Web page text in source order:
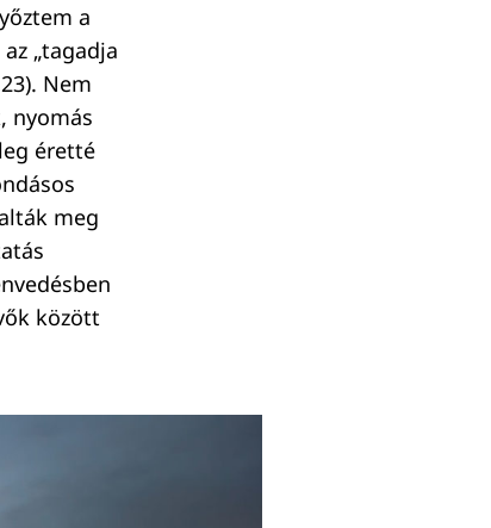
a
„tagadja
Nem
nyomás
éretté
meg
között